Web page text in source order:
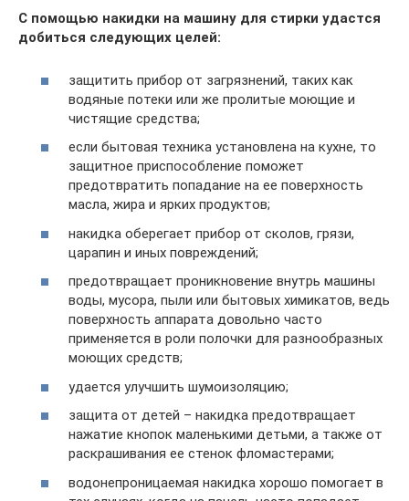
С помощью накидки на машину для стирки удастся
добиться следующих целей:
защитить прибор от загрязнений, таких как
водяные потеки или же пролитые моющие и
чистящие средства;
если бытовая техника установлена на кухне, то
защитное приспособление поможет
предотвратить попадание на ее поверхность
масла, жира и ярких продуктов;
накидка оберегает прибор от сколов, грязи,
царапин и иных повреждений;
предотвращает проникновение внутрь машины
воды, мусора, пыли или бытовых химикатов, ведь
поверхность аппарата довольно часто
применяется в роли полочки для разнообразных
моющих средств;
удается улучшить шумоизоляцию;
защита от детей – накидка предотвращает
нажатие кнопок маленькими детьми, а также от
раскрашивания ее стенок фломастерами;
водонепроницаемая накидка хорошо помогает в